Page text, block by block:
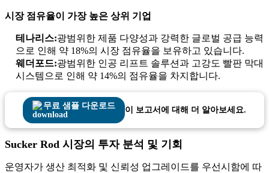
시장 점유율이 가장 높은 상위 기업
테나리스:광범위한 제품 다양성과 강력한 글로벌 공급 능력
으로 인해 약 18%의 시장 점유율을 보유하고 있습니다.
웨더포드:광범위한 인공 리프트 솔루션과 고강도 빨판 막대
시스템으로 인해 약 14%의 점유율을 차지합니다.
무료 샘플 다운로드 이 보고서에 대해 더 알아보세요.
Sucker Rod 시장의 투자 분석 및 기회
운영자가 생산 최적화 및 신뢰성 업그레이드를 우선시함에 따